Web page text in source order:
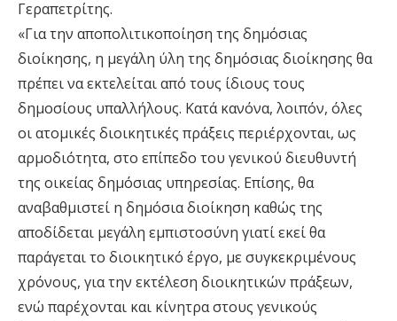
Γεραπετρίτης.
«Για την αποπολιτικοποίηση της δημόσιας
διοίκησης, η μεγάλη ύλη της δημόσιας διοίκησης θα
πρέπει να εκτελείται από τους ίδιους τους
δημοσίους υπαλλήλους. Κατά κανόνα, λοιπόν, όλες
οι ατομικές διοικητικές πράξεις περιέρχονται, ως
αρμοδιότητα, στο επίπεδο του γενικού διευθυντή
της οικείας δημόσιας υπηρεσίας. Επίσης, θα
αναβαθμιστεί η δημόσια διοίκηση καθώς της
αποδίδεται μεγάλη εμπιστοσύνη γιατί εκεί θα
παράγεται το διοικητικό έργο, με συγκεκριμένους
χρόνους, για την εκτέλεση διοικητικών πράξεων,
ενώ παρέχονται και κίνητρα στους γενικούς